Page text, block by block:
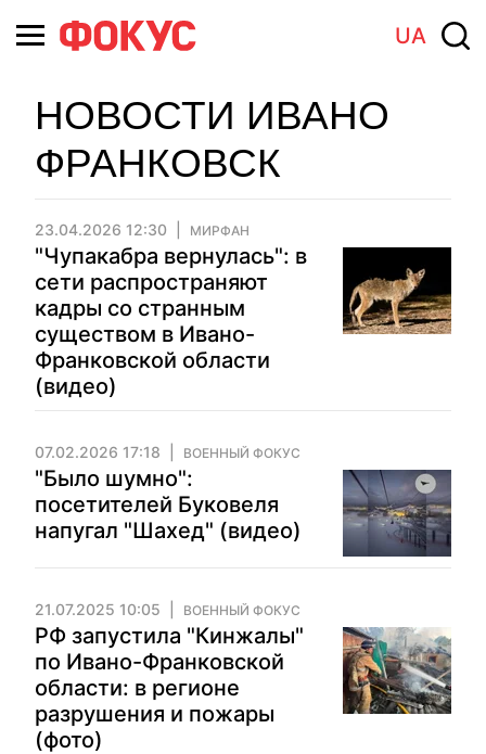
UA
НОВОСТИ ИВАНО
ФРАНКОВСК
23.04.2026 12:30 МИРФАН
"Чупакабра вернулась": в
сети распространяют
кадры со странным
существом в Ивано-
Франковской области
(видео)
07.02.2026 17:18 ВОЕННЫЙ ФОКУС
"Было шумно":
посетителей Буковеля
напугал "Шахед" (видео)
21.07.2025 10:05 ВОЕННЫЙ ФОКУС
РФ запустила "Кинжалы"
по Ивано-Франковской
области: в регионе
разрушения и пожары
(фото)